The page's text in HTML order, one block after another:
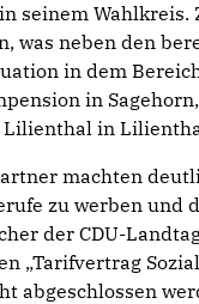
seinem Wahlkreis.
was neben den
in dem
in
Lilienthal in
machten
zu werben und
der CDU-
„Tarifvertrag
abgeschlossen